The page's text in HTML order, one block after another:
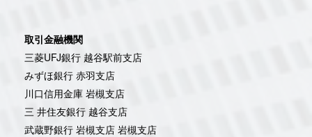
取引金融機関
三菱UFJ銀行 越谷駅前支店
みずほ銀行 赤羽支店
川口信用金庫 岩槻支店
三 井住友銀行 越谷支店
武蔵野銀行 岩槻支店 岩槻支店